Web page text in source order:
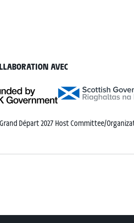
AVEC
Départ 2027 Host Committee/